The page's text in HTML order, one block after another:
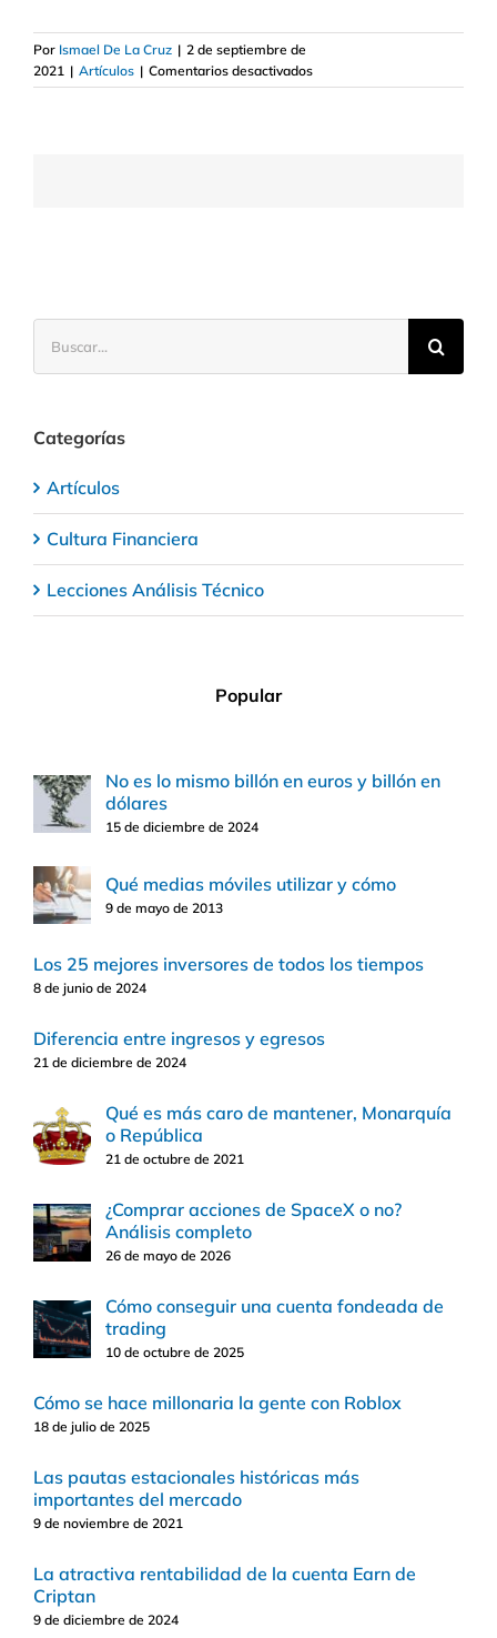
Por Ismael De La Cruz | 2 de septiembre de
2021 | Artículos | Comentarios desactivadosen
La
Categorías
Artículos
Cultura Financiera
Lecciones Análisis Técnico
Popular
No es lo mismo billón en euros y billón en
dólares
15 de diciembre de 2024
Qué medias móviles utilizar y cómo
9 de mayo de 2013
Los 25 mejores inversores de todos los tiempos
8 de junio de 2024
Diferencia entre ingresos y egresos
21 de diciembre de 2024
Qué es más caro de mantener, Monarquía
o República
21 de octubre de 2021
¿Comprar acciones de SpaceX o no?
Análisis completo
26 de mayo de 2026
Cómo conseguir una cuenta fondeada de
trading
10 de octubre de 2025
Cómo se hace millonaria la gente con Roblox
18 de julio de 2025
Las pautas estacionales históricas más
importantes del mercado
9 de noviembre de 2021
La atractiva rentabilidad de la cuenta Earn de
Criptan
9 de diciembre de 2024